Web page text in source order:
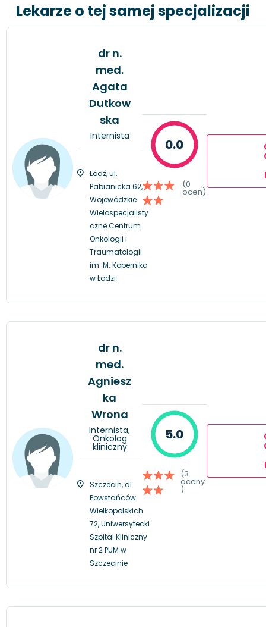
Lekarze o tej samej specjalizacji
dr n.
med.
Agata
Dutkow
ska
Internista
Łódź, ul.
Pabianicka 62,
Wojewódzkie
Wielospecjalisty
czne Centrum
Onkologii i
Traumatologii
im. M. Kopernika
w Łodzi
0.0
(0
ocen)
dr n.
med.
Agniesz
ka
Wrona
Internista,
Onkolog
kliniczny
Szczecin, al.
Powstańców
Wielkopolskich
72, Uniwersytecki
Szpital Kliniczny
nr 2 PUM w
Szczecinie
5.0
(3
oceny
)